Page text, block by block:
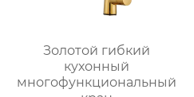
Золотой гибкий
кухонный
многофункциональный